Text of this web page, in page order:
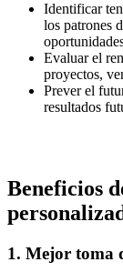
Identificar
los patrones
Evaluar el
proyectos,
Prever el
resultados
Beneficios
1. Mejor toma